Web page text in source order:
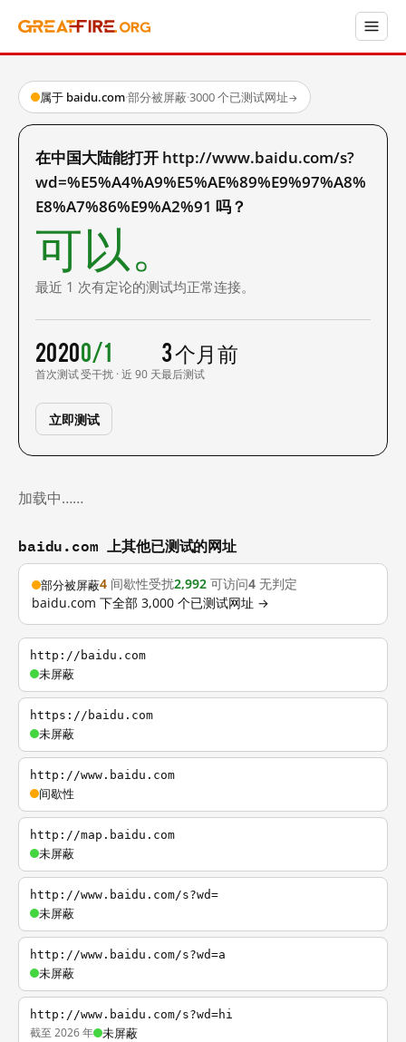
属于 baidu.com·部分被屏蔽·3000 个已测试网址→
在中国大陆能打开 http://www.baidu.com/s?
wd=%E5%A4%A9%E5%AE%89%E9%97%A8%
E8%A7%86%E9%A2%91 吗？
可以。
最近 1 次有定论的测试均正常连接。
2020
首次测试
0/1
受干扰 · 近 90 天
3 个月前
最后测试
立即测试
加载中……
baidu.com 上其他已测试的网址
部分被屏蔽4 间歇性受扰2,992 可访问4 无判定
baidu.com 下全部 3,000 个已测试网址 →
http://baidu.com
未屏蔽
https://baidu.com
未屏蔽
http://www.baidu.com
间歇性
http://map.baidu.com
未屏蔽
http://www.baidu.com/s?wd=
未屏蔽
http://www.baidu.com/s?wd=a
未屏蔽
http://www.baidu.com/s?wd=hi
截至 2026 年 未屏蔽